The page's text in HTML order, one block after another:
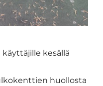
kesällä
huollosta